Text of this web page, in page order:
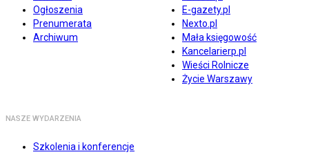
Ogłoszenia
Prenumerata
Archiwum
E-gazety.pl
Nexto.pl
Mała księgowość
Kancelarierp.pl
Wieści Rolnicze
Życie Warszawy
NASZE WYDARZENIA
Szkolenia i konferencje